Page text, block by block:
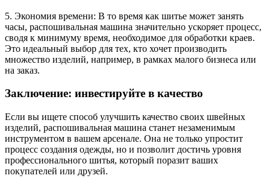
5. Экономия времени: В то время как шитье может занять
часы, распошивальная машина значительно ускоряет процесс,
сводя к минимуму время, необходимое для обработки краев.
Это идеальный выбор для тех, кто хочет производить
множество изделий, например, в рамках малого бизнеса или
на заказ.
Заключение: инвестируйте в качество
Если вы ищете способ улучшить качество своих швейных
изделий, распошивальная машина станет незаменимым
инструментом в вашем арсенале. Она не только упростит
процесс создания одежды, но и позволит достичь уровня
профессионального шитья, который поразит ваших
покупателей или друзей.